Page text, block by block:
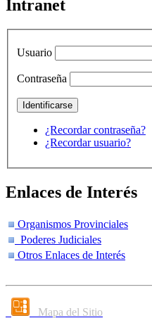
Intranet
Usuario
Contraseña
¿Recordar contraseña?
¿Recordar usuario?
Enlaces de Interés
Organismos Provinciales
Poderes Judiciales
Otros Enlaces de Interés
Mapa del Sitio